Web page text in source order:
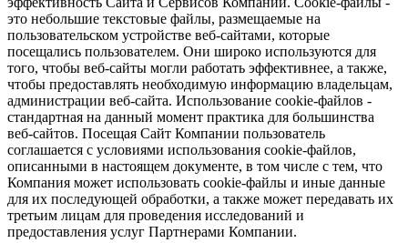
это небольшие текстовые файлы, размещаемые на
пользовательском устройстве веб-сайтами, которые
посещались пользователем. Они широко используются для
того, чтобы веб-сайты могли работать эффективнее, а также,
чтобы предоставлять необходимую информацию владельцам,
администрации веб-сайта. Использование cookie-файлов -
стандартная на данный момент практика для большинства
веб-сайтов. Посещая Сайт Компании пользователь
соглашается с условиями использования cookie-файлов,
описанными в настоящем документе, в том числе с тем, что
Компания может использовать cookie-файлы и иные данные
для их последующей обработки, а также может передавать их
третьим лицам для проведения исследований и
предоставления услуг Партнерами Компании.